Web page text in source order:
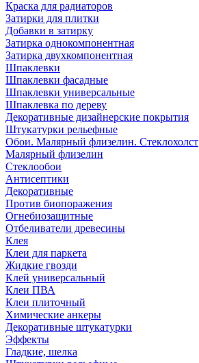
Краска для радиаторов
Затирки для плитки
Добавки в затирку
Затирка однокомпонентная
Затирка двухкомпонентная
Шпаклевки
Шпаклевки фасадные
Шпаклевки универсальные
Шпаклевка по дереву
Декоративные дизайнерские покрытия
Штукатурки рельефные
Обои. Малярный флизелин. Стеклохолст
Малярный флизелин
Стеклообои
Антисептики
Декоративные
Против биопоражения
Огнебиозащитные
Отбеливатели древесины
Клея
Клеи для паркета
Жидкие гвозди
Клей универсальный
Клеи ПВА
Клеи плиточный
Химические анкеры
Декоративные штукатурки
Эффекты
Гладкие, шелка